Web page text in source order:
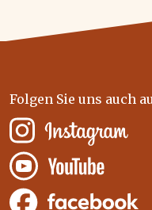
Folgen Sie uns auch